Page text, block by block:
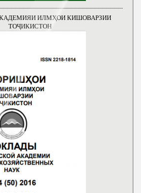
ИЛМҲОИ КИШОВАРЗИИ
ТОҶИКИСТОН